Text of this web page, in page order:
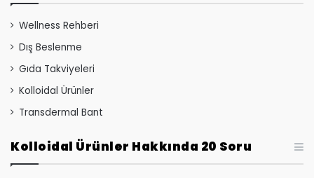
Wellness Rehberi
Dış Beslenme
Gıda Takviyeleri
Kolloidal Ürünler
Transdermal Bant
Kolloidal Ürünler Hakkında 20 Soru